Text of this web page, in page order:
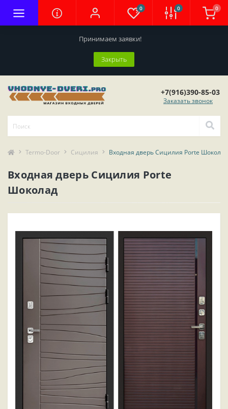
Принимаем заявки!
Закрыть
0 0 0
+7(916)390-85-03
Заказать звонок
Termo-Door Сицилия Входная дверь Сицилия Porte Шоколад
Входная дверь Сицилия Porte
Шоколад